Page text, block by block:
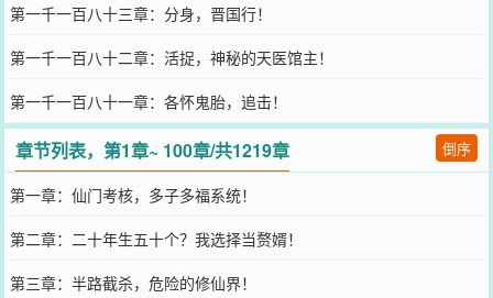
第一千一百八十三章：分身，晋国行！
第一千一百八十二章：活捉，神秘的天医馆主！
第一千一百八十一章：各怀鬼胎，追击！
章节列表，第1章~ 100章/共1219章 倒序
第一章：仙门考核，多子多福系统！
第二章：二十年生五十个？我选择当赘婿！
第三章：半路截杀，危险的修仙界！